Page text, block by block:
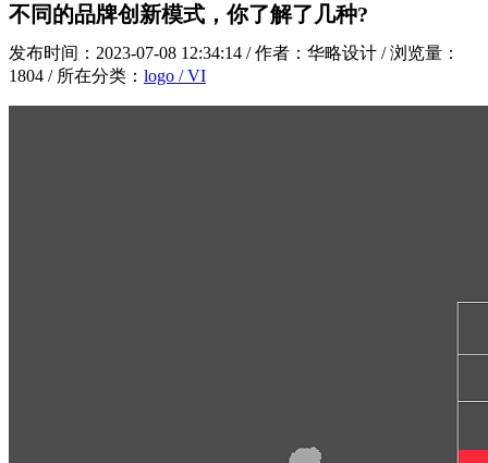
不同的品牌创新模式，你了解了几种?
发布时间：2023-07-08 12:34:14 / 作者：华略设计 / 浏览量：
1804 / 所在分类： logo / VI